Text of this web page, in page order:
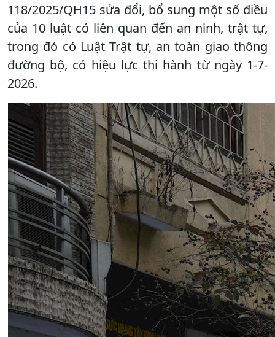
118/2025/QH15 sửa đổi, bổ sung một số điều
của 10 luật có liên quan đến an ninh, trật tự,
trong đó có Luật Trật tự, an toàn giao thông
đường bộ, có hiệu lực thi hành từ ngày 1-7-
2026.